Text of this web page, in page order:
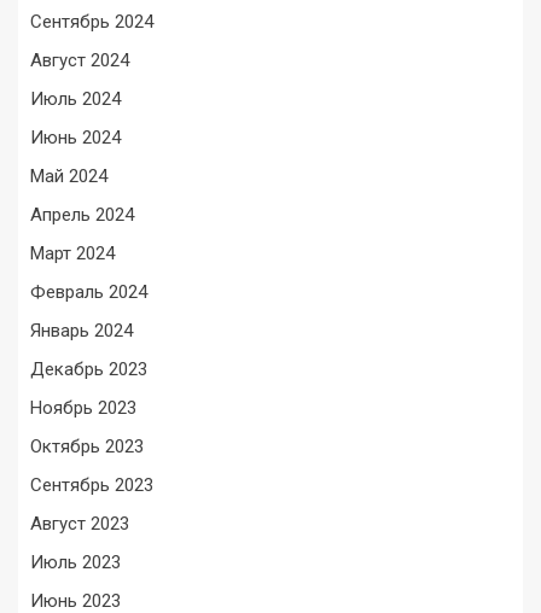
Сентябрь 2024
Август 2024
Июль 2024
Июнь 2024
Май 2024
Апрель 2024
Март 2024
Февраль 2024
Январь 2024
Декабрь 2023
Ноябрь 2023
Октябрь 2023
Сентябрь 2023
Август 2023
Июль 2023
Июнь 2023